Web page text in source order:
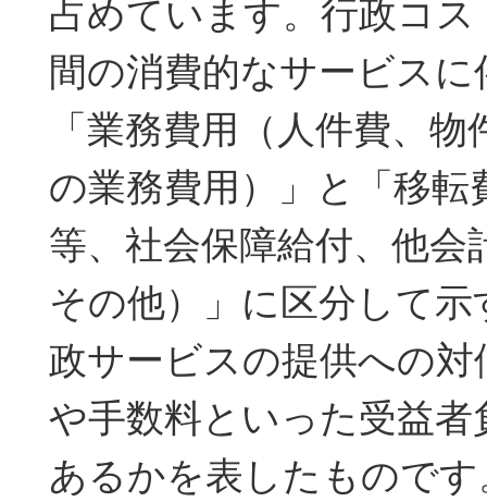
占めています。行政コ
間の消費的なサービス
「業務費用（人件費、
の業務費用）」と「移転
等、社会保障給付、他会
その他）」に区分して
政サービスの提供への
や手数料といった受益者
あるかを表したものです